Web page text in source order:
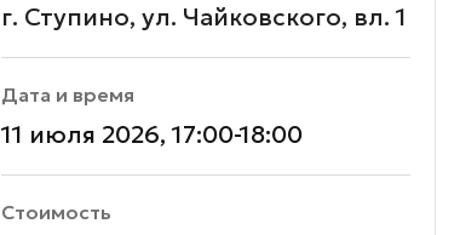
г. Ступино, ул. Чайковского, вл. 1
Дата и время
11 июля 2026, 17:00-18:00
Стоимость